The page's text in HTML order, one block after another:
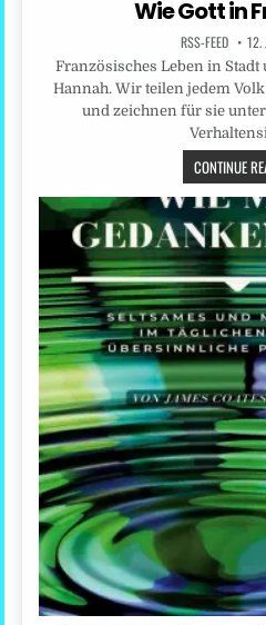
Wie Gott in
RSS-FEED 12.
Französisches Leben in
Hannah. Wir teilen jedem
und zeichnen für sie
CONTINUE